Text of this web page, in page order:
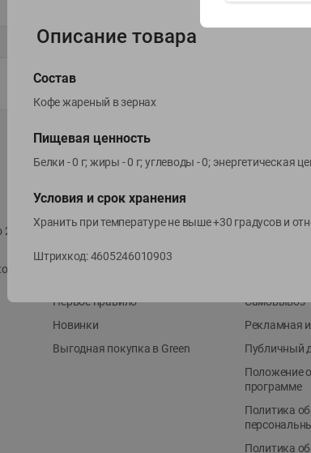
Местное известное
ЭКОлиния
Prime Steak
Первое правило
Новинки
Выгодная покупка в Green
Возврат
Самовывоз
Рекламная
Публичный
Положение
программе
Политика
Политика
Описание товара
Состав
Кофе жареный в зернах
Пищевая ценность
Белки - 0 г; жиры - 0 г; углеводы - 0; энергетическая
Условия и срок хранения
Хранить при температуре не выше +30 градусов и
Штрихкод:4605246010903